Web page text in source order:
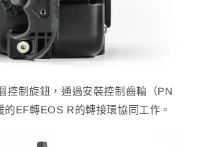
控制旋鈕，通過安裝控制齒輪（PN
的EF轉EOS R的轉接環協同工作。